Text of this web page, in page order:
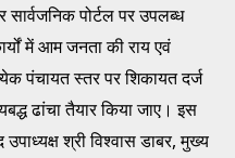
पोर्टल पर उपलब्ध
में आम जनता की राय एवं
पंचायत स्तर पर शिकायत दर्ज
ढांचा तैयार किया जाए। इस
श्री विश्वास डाबर, मुख्य